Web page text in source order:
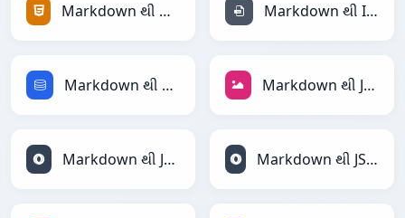
Markdown થી HTML Markdown થી INI
Markdown થી SQL Markdown થી JPEG
Markdown થી JSON Markdown થી JSONLines